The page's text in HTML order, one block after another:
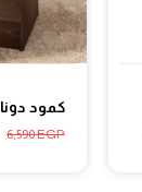
كمود دونا
6,590EGP